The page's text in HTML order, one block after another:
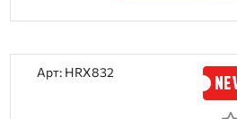
Арт: HRX832